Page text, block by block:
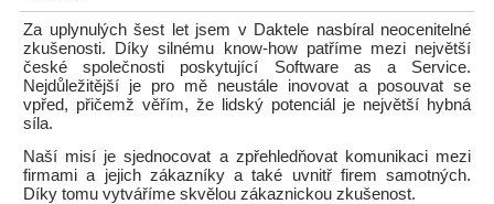
Za uplynulých šest let jsem v Daktele nasbíral neocenitelné
zkušenosti. Díky silnému know-how patříme mezi největší
české společnosti poskytující Software as a Service.
Nejdůležitější je pro mě neustále inovovat a posouvat se
vpřed, přičemž věřím, že lidský potenciál je největší hybná
síla.
Naší misí je sjednocovat a zpřehledňovat komunikaci mezi
firmami a jejich zákazníky a také uvnitř firem samotných.
Díky tomu vytváříme skvělou zákaznickou zkušenost.